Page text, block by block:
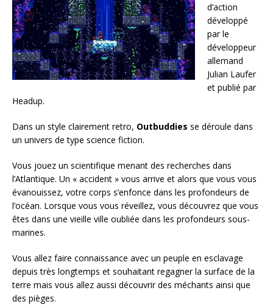
d’action
développé
par le
développeur
allemand
Julian Laufer
et publié par
Headup.
Dans un style clairement retro, Outbuddies se déroule dans
un univers de type science fiction.
Vous jouez un scientifique menant des recherches dans
l’Atlantique. Un « accident » vous arrive et alors que vous vous
évanouissez, votre corps s’enfonce dans les profondeurs de
l’océan. Lorsque vous vous réveillez, vous découvrez que vous
êtes dans une vieille ville oubliée dans les profondeurs sous-
marines.
Vous allez faire connaissance avec un peuple en esclavage
depuis très longtemps et souhaitant regagner la surface de la
terre mais vous allez aussi découvrir des méchants ainsi que
des pièges.